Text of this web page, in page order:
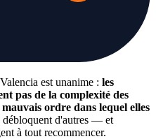
est unanime : les
pas de la complexité des
ordre dans lequel elles
débloquent d'autres — et
à tout recommencer.